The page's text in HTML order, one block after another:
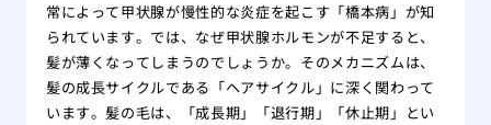
常によって甲状腺が慢性的な炎症を起こす「橋本病」が知
られています。では、なぜ甲状腺ホルモンが不足すると、
髪が薄くなってしまうのでしょうか。そのメカニズムは、
髪の成長サイクルである「ヘアサイクル」に深く関わって
います。髪の毛は、「成長期」「退行期」「休止期」とい